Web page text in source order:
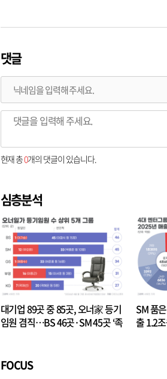
댓글
현재 총0개의 댓글이 있습니다.
심층분석
대기업 89곳 중 85곳, 오너家 등기
임원 겸직…BS 46곳·SM 45곳 ‘족
SM 품
출 1.2
FOCUS